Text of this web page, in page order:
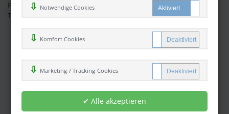
Notwendige Cookies
Komfort Cookies
Marketing-/ Tracking-Cookies
Fragen per E-Mail:info@buchversandmimpf2000.de
Telefon: +49 (0)9209 20 23 188
Ihre Vorteile bei uns
Kostenloser Versand innerhalb Deutschlands
Sicherer Online Shop und Zahlung mit SSL-Verschlüsselung
Viele Zahlungsmethoden wie PayPal oder per Vorkasse
Zahlweisen